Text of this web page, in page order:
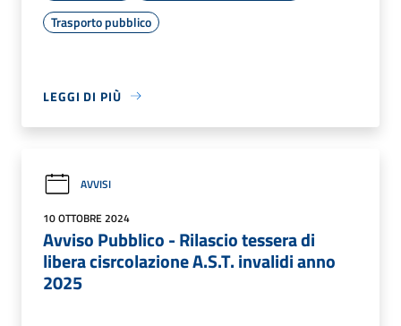
Trasporto pubblico
LEGGI DI PIÙ
AVVISI
10 OTTOBRE 2024
Avviso Pubblico - Rilascio tessera di
libera cisrcolazione A.S.T. invalidi anno
2025